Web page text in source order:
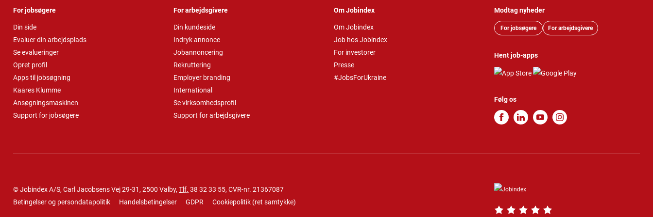
For jobsøgere
Din side
Evaluer din arbejdsplads
Se evalueringer
Opret profil
Apps til jobsøgning
Kaares Klumme
Ansøgningsmaskinen
Support for jobsøgere
For arbejdsgivere
Din kundeside
Indryk annonce
Jobannoncering
Rekruttering
Employer branding
International
Se virksomhedsprofil
Support for arbejdsgivere
Om Jobindex
Om Jobindex
Job hos Jobindex
For investorer
Presse
#JobsForUkraine
Modtag nyheder
For jobsøgere For arbejdsgivere
Hent job-apps
Følg os
© Jobindex A/S, Carl Jacobsens Vej 29-31, 2500 Valby, Tlf. 38 32 33 55, CVR-nr. 21367087
Betingelser og persondatapolitik
Handelsbetingelser GDPR Cookiepolitik (ret samtykke)